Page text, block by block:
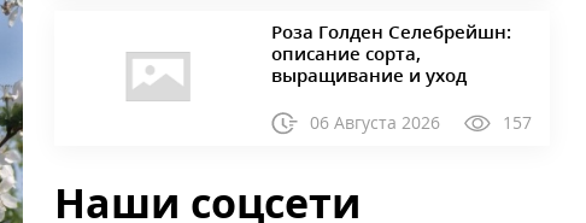
Роза Голден Селебрейшн:
описание сорта,
выращивание и уход
06 Августа 2026 157
Наши соцсети